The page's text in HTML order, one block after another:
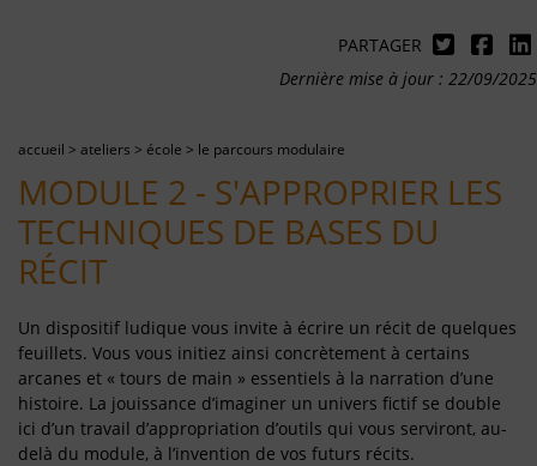
PARTAGER
Dernière mise à jour : 22/09/2025
accueil > ateliers > école > le parcours modulaire
MODULE 2 - S'APPROPRIER LES
TECHNIQUES DE BASES DU
RÉCIT
Un dispositif ludique vous invite à écrire un récit de quelques
feuillets. Vous vous initiez ainsi concrètement à certains
arcanes et « tours de main » essentiels à la narration d’une
histoire. La jouissance d’imaginer un univers fictif se double
ici d’un travail d’appropriation d’outils qui vous serviront, au-
delà du module, à l’invention de vos futurs récits.